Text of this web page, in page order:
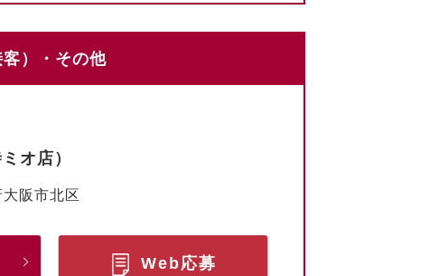
）・その他
オ店）
大阪市北区
Web応募